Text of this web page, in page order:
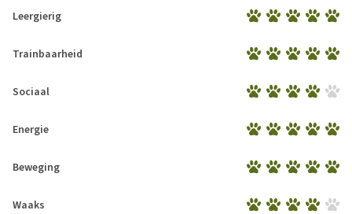
Leergierig
Trainbaarheid
Sociaal
Energie
Beweging
Waaks